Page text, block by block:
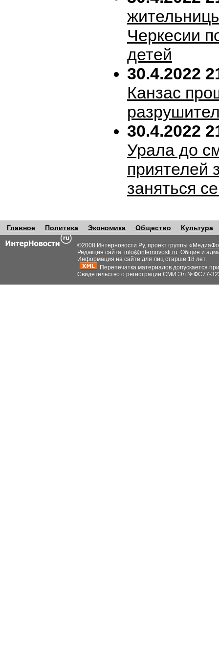
Черкесии
детей
30.4.2022
Канзас
30.4.2022
Урала до
приятелей
заняться
Главное Политика Экономика Общество Культура
©2008 Интерновости.Ру, проект группы «
Редакция сайта: info@internovosti.ru. Общие и
Информация на сайте для лиц старше 18 лет.
Перепечатка материалов допускается
Свидетельство о регистрации СМИ Эл №ФС77-